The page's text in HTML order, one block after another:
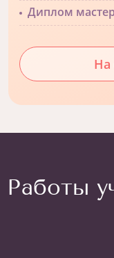
Диплом
На
Работы